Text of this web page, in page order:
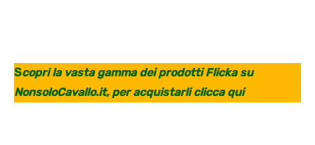
Scopri la vasta gamma dei prodotti Flicka su
NonsoloCavallo.it, per acquistarli clicca qui